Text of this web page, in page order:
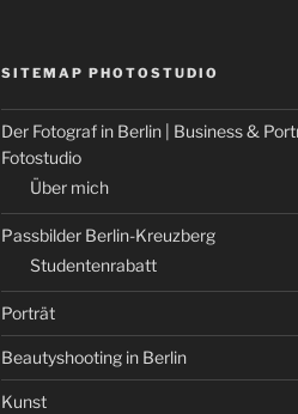
SITEMAP PHOTOSTUDIO
Der Fotograf in Berlin | Business &
Fotostudio
Über mich
Passbilder Berlin-Kreuzberg
Studentenrabatt
Porträt
Beautyshooting in Berlin
Kunst